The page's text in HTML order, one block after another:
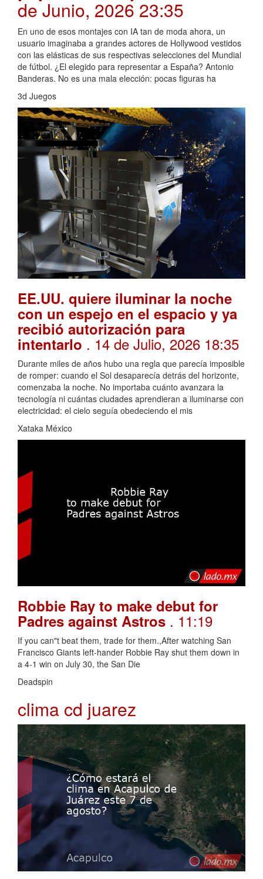
de Junio, 2026 23:35
En uno de esos montajes con IA tan de moda ahora, un
usuario imaginaba a grandes actores de Hollywood vestidos
con las elásticas de sus respectivas selecciones del Mundial
de fútbol. ¿El elegido para representar a España? Antonio
Banderas. No es una mala elección: pocas figuras ha
3d Juegos
EE.UU. quiere iluminar la noche
con un espejo en el espacio y ya
recibió autorización para
intentarlo . 14 de Julio, 2026 18:35
Durante miles de años hubo una regla que parecía imposible
de romper: cuando el Sol desaparecía detrás del horizonte,
comenzaba la noche. No importaba cuánto avanzara la
tecnología ni cuántas ciudades aprendieran a iluminarse con
electricidad: el cielo seguía obedeciendo el mis
Xataka México
Robbie Ray to make debut for
Padres against Astros . 11:19
If you can"t beat them, trade for them.,After watching San
Francisco Giants left-hander Robbie Ray shut them down in
a 4-1 win on July 30, the San Die
Deadspin
clima cd juarez